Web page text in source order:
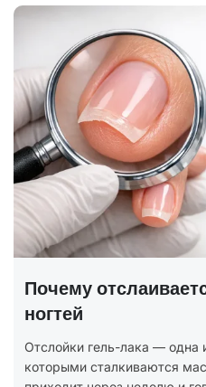
ГОСТ на маникюр
В 2025 году был утверждён
стандарт ГОСТ Р 72319-
Ногтевой сервис. Карты
процессов. Общие...